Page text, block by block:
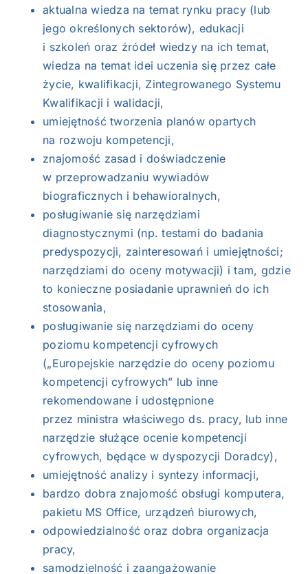
aktualna wiedza na temat rynku pracy (lub
jego określonych sektorów), edukacji
i szkoleń oraz źródeł wiedzy na ich temat,
wiedza na temat idei uczenia się przez całe
życie, kwalifikacji, Zintegrowanego Systemu
Kwalifikacji i walidacji,
umiejętność tworzenia planów opartych
na rozwoju kompetencji,
znajomość zasad i doświadczenie
w przeprowadzaniu wywiadów
biograficznych i behawioralnych,
posługiwanie się narzędziami
diagnostycznymi (np. testami do badania
predyspozycji, zainteresowań i umiejętności;
narzędziami do oceny motywacji) i tam, gdzie
to konieczne posiadanie uprawnień do ich
stosowania,
posługiwanie się narzędziami do oceny
poziomu kompetencji cyfrowych
(„Europejskie narzędzie do oceny poziomu
kompetencji cyfrowych” lub inne
rekomendowane i udostępnione
przez ministra właściwego ds. pracy, lub inne
narzędzie służące ocenie kompetencji
cyfrowych, będące w dyspozycji Doradcy),
umiejętność analizy i syntezy informacji,
bardzo dobra znajomość obsługi komputera,
pakietu MS Office, urządzeń biurowych,
odpowiedzialność oraz dobra organizacja
pracy,
samodzielność i zaangażowanie